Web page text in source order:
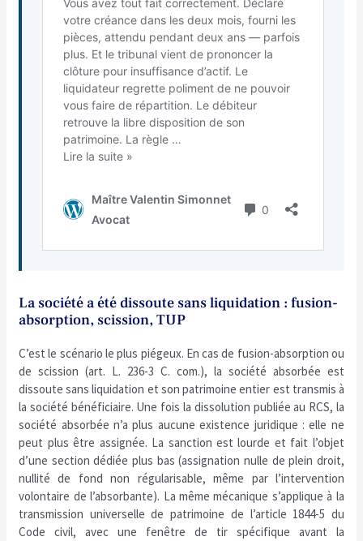
La société a été dissoute sans liquidation : fusion-
absorption, scission, TUP
C’est le scénario le plus piégeux. En cas de fusion-absorption ou
de scission (art. L. 236-3 C. com.), la société absorbée est
dissoute sans liquidation et son patrimoine entier est transmis à
la société bénéficiaire. Une fois la dissolution publiée au RCS, la
société absorbée n’a plus aucune existence juridique : elle ne
peut plus être assignée. La sanction est lourde et fait l’objet
d’une section dédiée plus bas (assignation nulle de plein droit,
nullité de fond non régularisable, même par l’intervention
volontaire de l’absorbante). La même mécanique s’applique à la
transmission universelle de patrimoine de l’article 1844-5 du
Code civil, avec une fenêtre de tir spécifique avant la